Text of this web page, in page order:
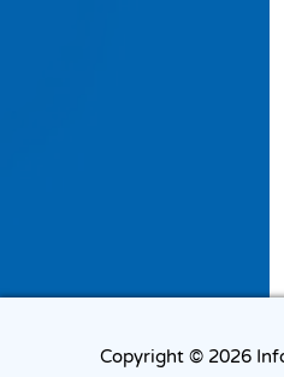
Copyright © 2026